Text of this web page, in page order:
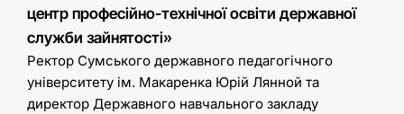
центр професійно-технічної освіти державної
служби зайнятості»
Ректор Сумського державного педагогічного
університету ім. Макаренка Юрій Лянной та
директор Державного навчального закладу